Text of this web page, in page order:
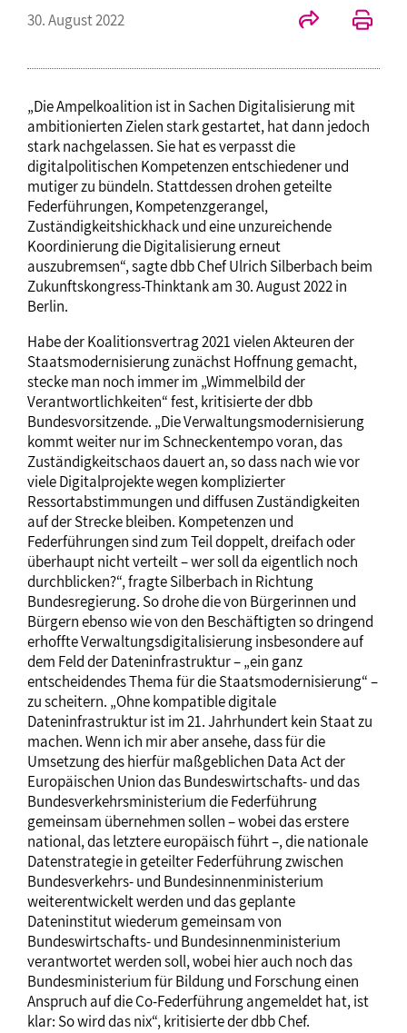
30. August 2022
„Die Ampelkoalition ist in Sachen Digitalisierung mit
ambitionierten Zielen stark gestartet, hat dann jedoch
stark nachgelassen. Sie hat es verpasst die
digitalpolitischen Kompetenzen entschiedener und
mutiger zu bündeln. Stattdessen drohen geteilte
Federführungen, Kompetenzgerangel,
Zuständigkeitshickhack und eine unzureichende
Koordinierung die Digitalisierung erneut
auszubremsen“, sagte dbb Chef Ulrich Silberbach beim
Zukunftskongress-Thinktank am 30. August 2022 in
Berlin.
Habe der Koalitionsvertrag 2021 vielen Akteuren der
Staatsmodernisierung zunächst Hoffnung gemacht,
stecke man noch immer im „Wimmelbild der
Verantwortlichkeiten“ fest, kritisierte der dbb
Bundesvorsitzende. „Die Verwaltungsmodernisierung
kommt weiter nur im Schneckentempo voran, das
Zuständigkeitschaos dauert an, so dass nach wie vor
viele Digitalprojekte wegen komplizierter
Ressortabstimmungen und diffusen Zuständigkeiten
auf der Strecke bleiben. Kompetenzen und
Federführungen sind zum Teil doppelt, dreifach oder
überhaupt nicht verteilt – wer soll da eigentlich noch
durchblicken?“, fragte Silberbach in Richtung
Bundesregierung. So drohe die von Bürgerinnen und
Bürgern ebenso wie von den Beschäftigten so dringend
erhoffte Verwaltungsdigitalisierung insbesondere auf
dem Feld der Dateninfrastruktur – „ein ganz
entscheidendes Thema für die Staatsmodernisierung“ –
zu scheitern. „Ohne kompatible digitale
Dateninfrastruktur ist im 21. Jahrhundert kein Staat zu
machen. Wenn ich mir aber ansehe, dass für die
Umsetzung des hierfür maßgeblichen Data Act der
Europäischen Union das Bundeswirtschafts- und das
Bundesverkehrsministerium die Federführung
gemeinsam übernehmen sollen – wobei das erstere
national, das letztere europäisch führt –, die nationale
Datenstrategie in geteilter Federführung zwischen
Bundesverkehrs- und Bundesinnenministerium
weiterentwickelt werden und das geplante
Dateninstitut wiederum gemeinsam von
Bundeswirtschafts- und Bundesinnenministerium
verantwortet werden soll, wobei hier auch noch das
Bundesministerium für Bildung und Forschung einen
Anspruch auf die Co-Federführung angemeldet hat, ist
klar: So wird das nix“, kritisierte der dbb Chef.